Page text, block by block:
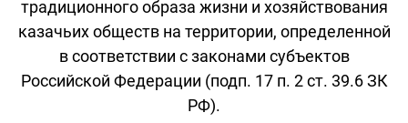
традиционного образа жизни и хозяйствования
казачьих обществ на территории, определенной
в соответствии с законами субъектов
Российской Федерации (подп. 17 п. 2 ст. 39.6 ЗК
РФ).